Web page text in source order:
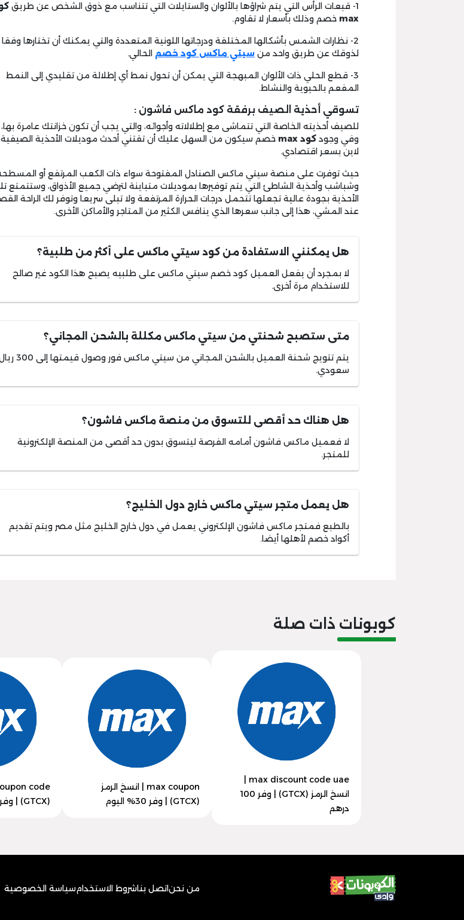
1- قبعات الرأس التي يتم شراؤها بالألوان والستايلات التي تتناسب مع ذوق الشخص عن طريق
max خصم وذلك بأسعار لا تقاوم.
2- نظارات الشمس بأشكالها المختلفة ودرجاتها اللونية المتعددة والتي يمكنك أن تختارها وفقا
لذوقك عن طريق واحد من سيتي ماكس كود خصم الحالي.
3- قطع الحلي ذات الألوان المبهجة التي يمكن أن تحول نمط أي إطلالة من تقليدي إلى النمط
المفعم بالحيوية والنشاط.
تسوقي أحذية الصيف برفقة كود ماكس فاشون :
للصيف أحذيته الخاصة التي تتماشى مع إطلالاته وأجوائه، والتي يجب أن تكون خزانتك عامرة بها،
وفي وجود كود max
خصم سيكون من السهل عليك أن تقتني أحدث موديلات الأحذية الصيفية
لاين بسعر اقتصادي.
حيث توفرت على منصة سيتي ماكس الصنادل المفتوحة سواء ذات الكعب المرتفع أو
وشباشب وأحذية الشاطئ التي يتم توفيرها بموديلات متباينة لترضي جميع الأذواق، وستتمتع
الأحذية بجودة عالية تجعلها تتحمل درجات الحرارة المرتفعة ولا تبلى سريعا وتوفر لك الراحة
عند المشي، هذا إلى جانب سعرها الذي ينافس الكثير من المتاجر والأماكن الأخرى.
هل يمكنني الاستفادة من كود سيتي ماكس على أكثر من طلبية؟
لا بمجرد أن يفعل العميل كود خصم سيتي ماكس على طلبيه يصبح هذا الكود غير صالح
للاستخدام مرة أخرى.
متى ستصبح شحنتي من سيتي ماكس مكللة بالشحن المجاني؟
يتم تتويج شحنة العميل بالشحن المجاني من سيتي ماكس فور وصول
سعودي.
هل هناك حد أقصى للتسوق من منصة ماكس فاشون؟
لا فعميل ماكس فاشون أمامه الفرصة ليتسوق بدون حد أقصى من المنصة الإلكترونية
للمتجر.
هل يعمل متجر سيتي ماكس خارج دول الخليج؟
بالطبع فمتجر ماكس فاشون الإلكتروني يعمل في دول خارج الخليج مثل مصر ويتم تقديم
أكواد خصم لأهلها أيضا.
كوبونات ذات صلة
انسخ الرمز (GTCX) | وفر 100
درهم
max coupon | انسخ الرمز
(GTCX) | وفر 30% اليوم
(GTCX) | وفر 40% الآن
من نحناتصل بناشروط الاستخدامسياسة الخصوصية